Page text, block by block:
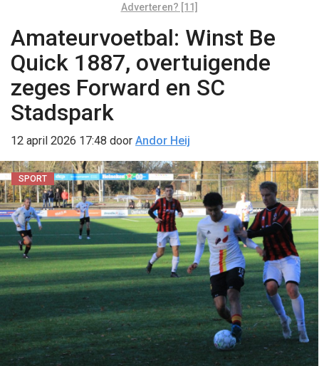
Adverteren? [11]
Amateurvoetbal: Winst Be
Quick 1887, overtuigende
zeges Forward en SC
Stadspark
12 april 2026 17:48 door Andor Heij
SPORT